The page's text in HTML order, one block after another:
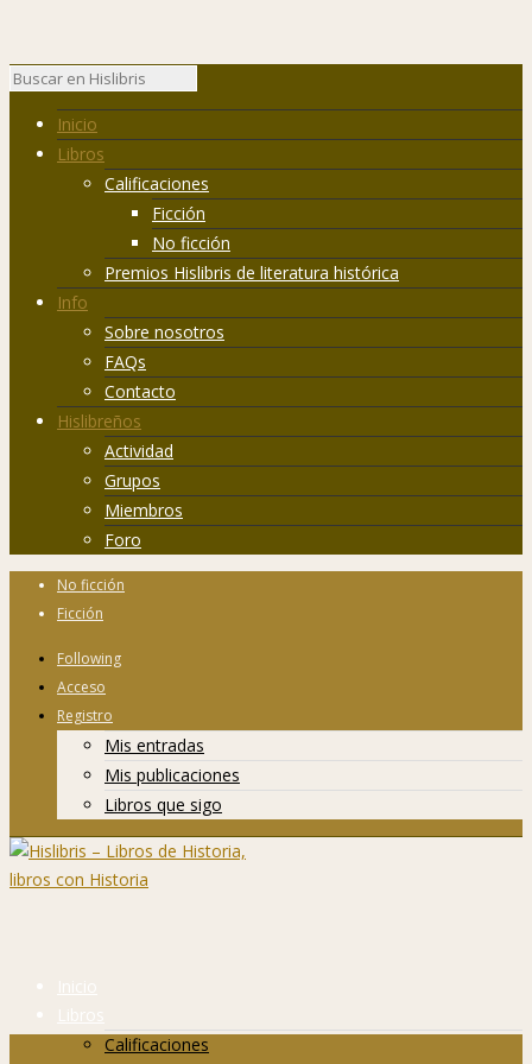
Inicio
Libros
Calificaciones
Ficción
No ficción
Premios Hislibris de literatura histórica
Info
Sobre nosotros
FAQs
Contacto
Hislibreños
Actividad
Grupos
Miembros
Foro
No ficción
Ficción
Following
Acceso
Registro
Mis entradas
Mis publicaciones
Libros que sigo
Inicio
Libros
Calificaciones